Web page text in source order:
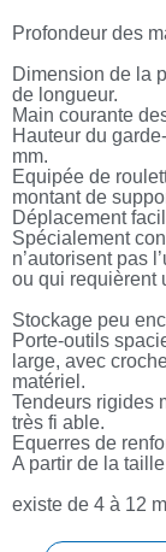
Profondeur des
Dimension de la
de longueur.
Main courante
Hauteur du
mm.
Equipée de
montant de
Déplacement
Spécialement
n’autorisent pas
ou qui requièrent
Stockage peu
Porte-outils
large, avec
matériel.
Tendeurs rigides
très fi able.
Equerres de
A partir de la
existe de 4 à 12